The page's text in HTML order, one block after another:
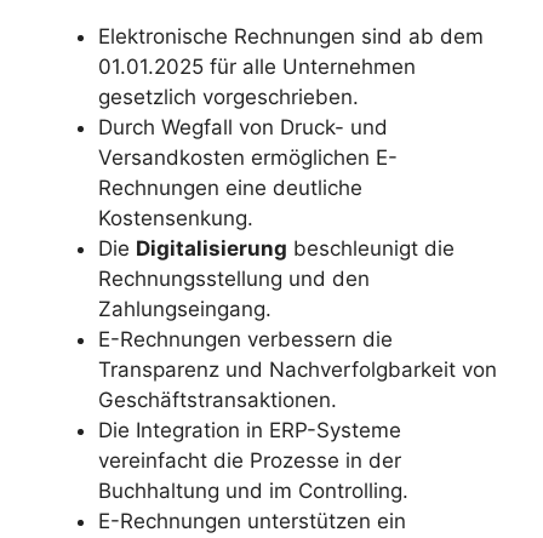
Elektronische Rechnungen sind ab dem
01.01.2025 für alle Unternehmen
gesetzlich vorgeschrieben.
Durch Wegfall von Druck- und
Versandkosten ermöglichen E-
Rechnungen eine deutliche
Kostensenkung.
Die Digitalisierung beschleunigt die
Rechnungsstellung und den
Zahlungseingang.
E-Rechnungen verbessern die
Transparenz und Nachverfolgbarkeit von
Geschäftstransaktionen.
Die Integration in ERP-Systeme
vereinfacht die Prozesse in der
Buchhaltung und im Controlling.
E-Rechnungen unterstützen ein